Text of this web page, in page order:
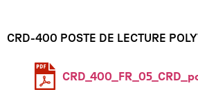
CRD-400 POSTE DE LECTURE